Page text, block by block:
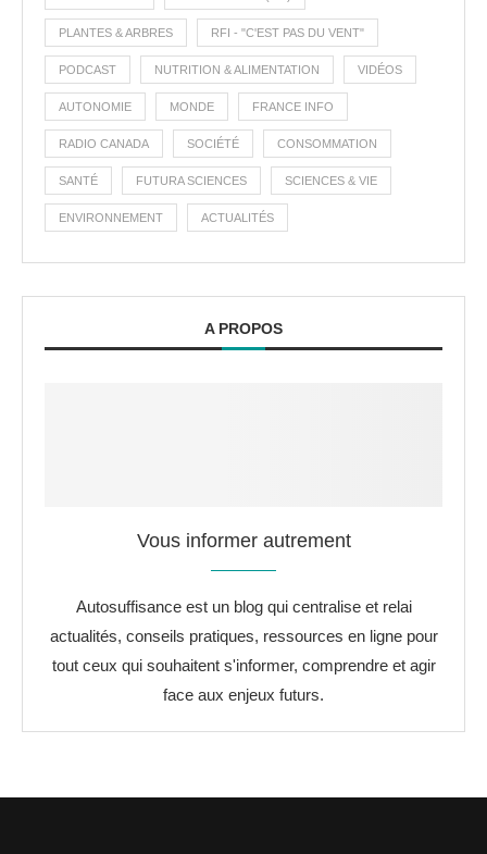
PLANTES & ARBRES RFI - "C'EST PAS DU VENT"
PODCAST NUTRITION & ALIMENTATION VIDÉOS
AUTONOMIE MONDE FRANCE INFO
RADIO CANADA SOCIÉTÉ CONSOMMATION
SANTÉ FUTURA SCIENCES SCIENCES & VIE
ENVIRONNEMENT ACTUALITÉS
A PROPOS
Vous informer autrement
Autosuffisance est un blog qui centralise et relai
actualités, conseils pratiques, ressources en ligne pour
tout ceux qui souhaitent s'informer, comprendre et agir
face aux enjeux futurs.